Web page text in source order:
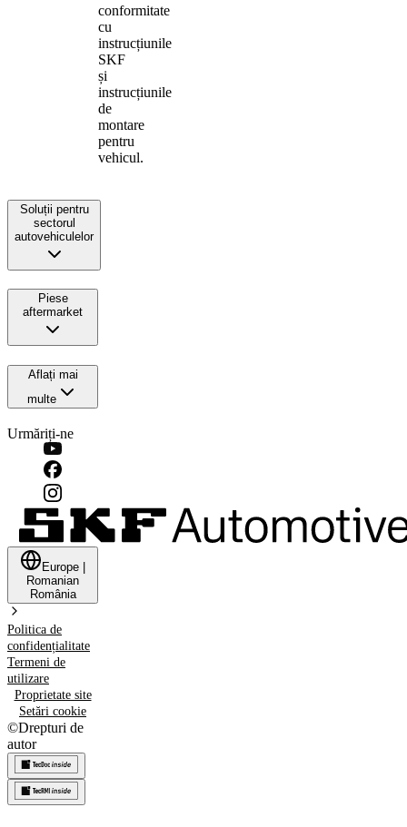
conformitate
cu
instrucțiunile
SKF
și
instrucțiunile
de
montare
pentru
vehicul.
Soluții pentru
sectorul
autovehiculelor
Piese
aftermarket
Aflați mai
multe
Urmăriți-ne
Europe
Romanian
România
Politica de
confidențialitate
Termeni de
utilizare
Proprietate site
Setări cookie
©Drepturi de
autor